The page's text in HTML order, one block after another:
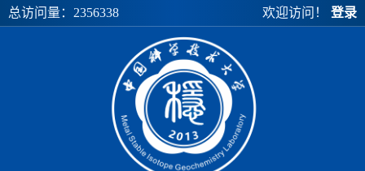
总访问量： 2356338 欢迎访问！ 登录